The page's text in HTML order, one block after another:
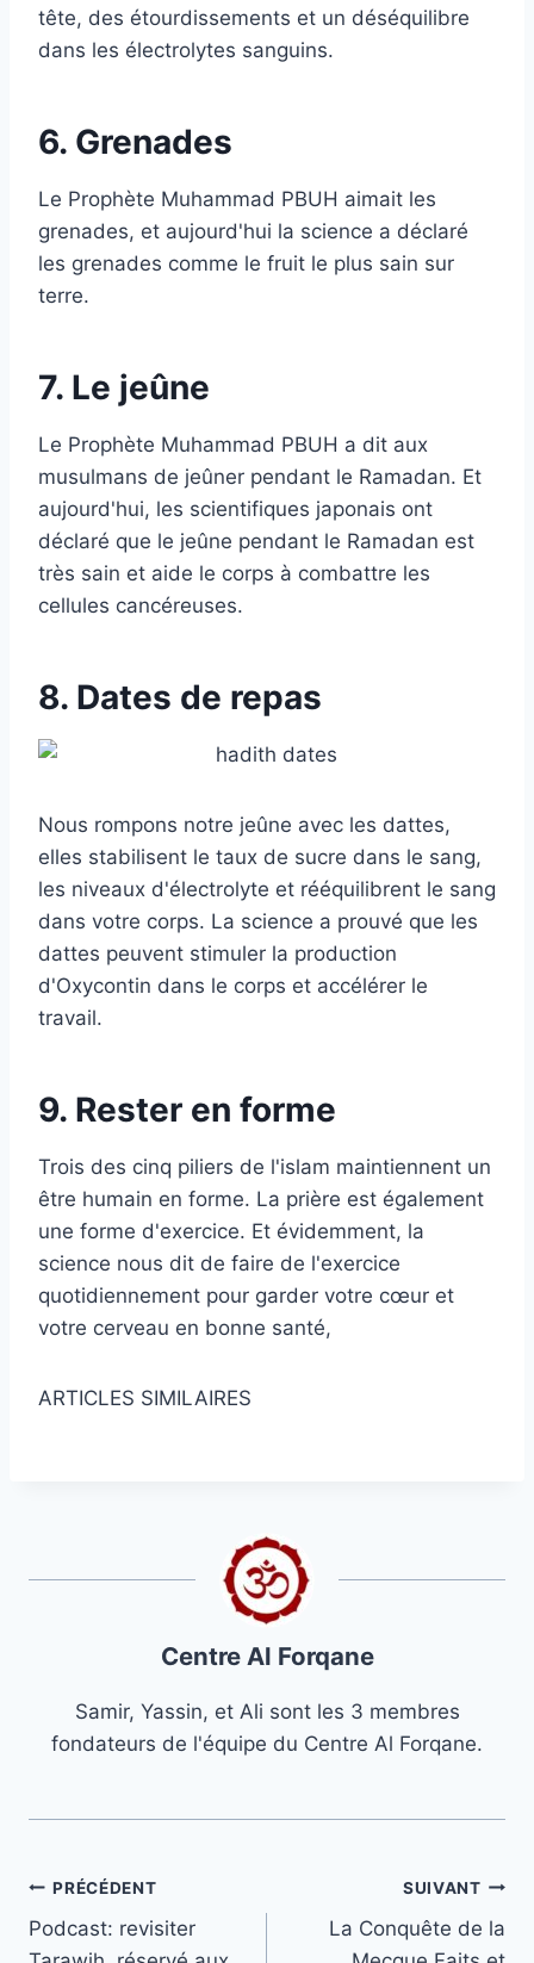
tête, des étourdissements et un déséquilibre
dans les électrolytes sanguins.
6. Grenades
Le Prophète Muhammad PBUH aimait les
grenades, et aujourd'hui la science a déclaré
les grenades comme le fruit le plus sain sur
terre.
7. Le jeûne
Le Prophète Muhammad PBUH a dit aux
musulmans de jeûner pendant le Ramadan. Et
aujourd'hui, les scientifiques japonais ont
déclaré que le jeûne pendant le Ramadan est
très sain et aide le corps à combattre les
cellules cancéreuses.
8. Dates de repas
Nous rompons notre jeûne avec les dattes,
elles stabilisent le taux de sucre dans le sang,
les niveaux d'électrolyte et rééquilibrent le sang
dans votre corps. La science a prouvé que les
dattes peuvent stimuler la production
d'Oxycontin dans le corps et accélérer le
travail.
9. Rester en forme
Trois des cinq piliers de l'islam maintiennent un
être humain en forme. La prière est également
une forme d'exercice. Et évidemment, la
science nous dit de faire de l'exercice
quotidiennement pour garder votre cœur et
votre cerveau en bonne santé,
ARTICLES SIMILAIRES
Centre Al Forqane
Samir, Yassin, et Ali sont les 3 membres
fondateurs de l'équipe du Centre Al Forqane.
Navigation
de
PRÉCÉDENT
Podcast: revisiter
SUIVANT
La Conquête de la